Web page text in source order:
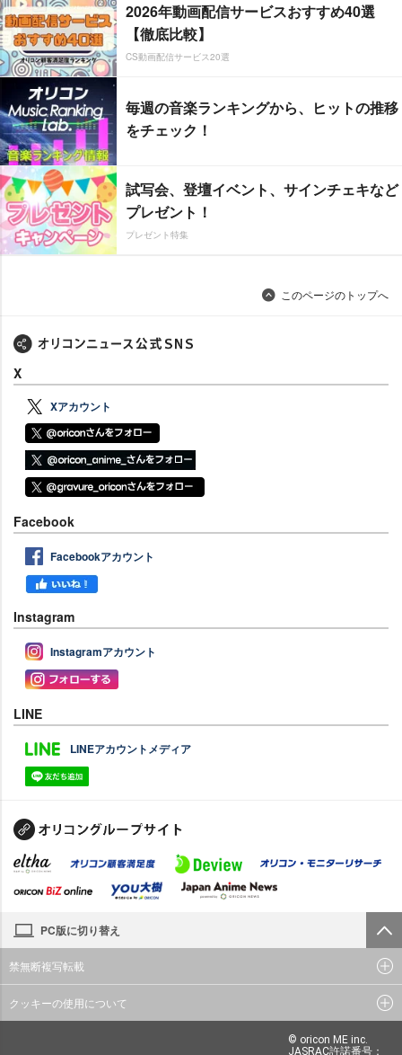
2026年動画配信サービスおすすめ40選
【徹底比較】
CS動画配信サービス20選
毎週の音楽ランキングから、ヒットの推移
をチェック！
試写会、登壇イベント、サインチェキなど
プレゼント！
プレゼント特集
このページのトップへ
X
Xアカウント
Facebook
Facebookアカウント
Instagram
Instagramアカウント
LINE
LINEアカウントメディア
PC版に切り替え
禁無断複写転載
クッキーの使用について
© oricon ME inc.
JASRAC許諾番号：